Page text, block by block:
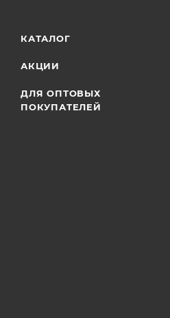
КАТАЛОГ
АКЦИИ
ДЛЯ ОПТОВЫХ
ПОКУПАТЕЛЕЙ